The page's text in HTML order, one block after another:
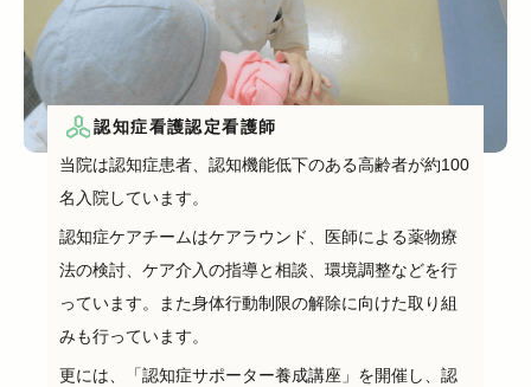
認知症看護認定看護師
当院は認知症患者、認知機能低下のある高齢者が約100
名入院しています。
認知症ケアチームはケアラウンド、医師による薬物療
法の検討、ケア介入の指導と相談、環境調整などを行
っています。また身体行動制限の解除に向けた取り組
みも行っています。
更には、「認知症サポーター養成講座」を開催し、認